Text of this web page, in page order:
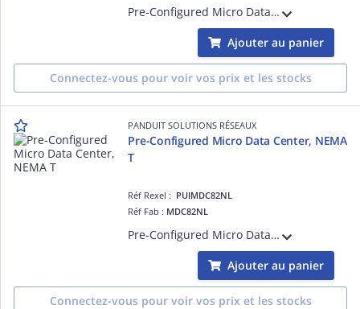
Pre-Configured Micro Data Center, NEMA T
Ajouter au panier
Connectez-vous pour voir vos prix et les stocks
PANDUIT SOLUTIONS RÉSEAUX
Pre-Configured Micro Data Center, NEMA
T
Réf Rexel : PUIMDC82NL
Réf Fab : MDC82NL
Pre-Configured Micro Data Center, NEMA T
Ajouter au panier
Connectez-vous pour voir vos prix et les stocks